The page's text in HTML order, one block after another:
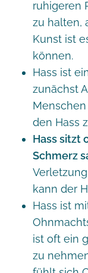
ruhigeren
zu halten,
Kunst ist
können.
Hass ist
zunächst
den Hass
Hass sitzt
Schmerz
kann der
Hass ist
ist oft ein
zu